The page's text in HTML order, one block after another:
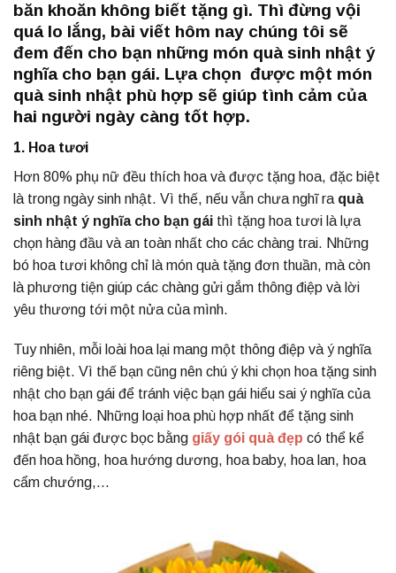
băn khoăn không biết tặng gì. Thì đừng vội
quá lo lắng, bài viết hôm nay chúng tôi sẽ
đem đến cho bạn những món quà sinh nhật ý
nghĩa cho bạn gái. Lựa chọn được một món
quà sinh nhật phù hợp sẽ giúp tình cảm của
hai người ngày càng tốt hợp.
1. Hoa tươi
Hơn 80% phụ nữ đều thích hoa và được tặng hoa, đặc biệt
là trong ngày sinh nhật. Vì thế, nếu vẫn chưa nghĩ ra quà
sinh nhật ý nghĩa cho bạn gái thì tặng hoa tươi là lựa
chọn hàng đầu và an toàn nhất cho các chàng trai. Những
bó hoa tươi không chỉ là món quà tặng đơn thuần, mà còn
là phương tiện giúp các chàng gửi gắm thông điệp và lời
yêu thương tới một nửa của mình.
Tuy nhiên, mỗi loài hoa lại mang một thông điệp và ý nghĩa
riêng biệt. Vì thế bạn cũng nên chú ý khi chọn hoa tặng sinh
nhật cho bạn gái để tránh việc bạn gái hiểu sai ý nghĩa của
hoa bạn nhé. Những loại hoa phù hợp nhất để tặng sinh
nhật bạn gái được bọc bằng giấy gói quà đẹp có thể kể
đến hoa hồng, hoa hướng dương, hoa baby, hoa lan, hoa
cẩm chướng,…